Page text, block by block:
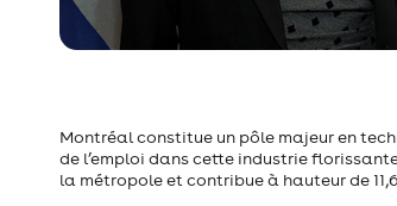
Montréal constitue un pôle majeur en
de l’emploi dans cette industrie
la métropole et contribue à hauteur de